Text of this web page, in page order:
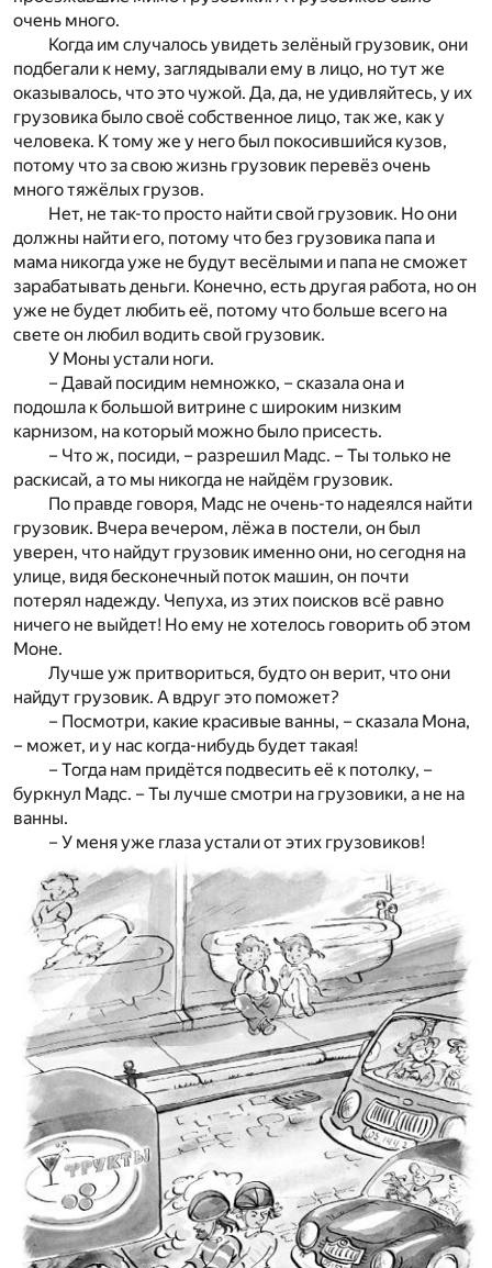
очень много.
Когда им случалось увидеть зелёный грузовик, они
подбегали к нему, заглядывали ему в лицо, но тут же
оказывалось, что это чужой. Да, да, не удивляйтесь, у их
грузовика было своё собственное лицо, так же, как у
человека. К тому же у него был покосившийся кузов,
потому что за свою жизнь грузовик перевёз очень
много тяжёлых грузов.
Нет, не так-то просто найти свой грузовик. Но они
должны найти его, потому что без грузовика папа и
мама никогда уже не будут весёлыми и папа не сможет
зарабатывать деньги. Конечно, есть другая работа, но он
уже не будет любить её, потому что больше всего на
свете он любил водить свой грузовик.
У Моны устали ноги.
– Давай посидим немножко, – сказала она и
подошла к большой витрине с широким низким
карнизом, на который можно было присесть.
– Что ж, посиди, – разрешил Мадс. – Ты только не
раскисай, а то мы никогда не найдём грузовик.
По правде говоря, Мадс не очень-то надеялся найти
грузовик. Вчера вечером, лёжа в постели, он был
уверен, что найдут грузовик именно они, но сегодня на
улице, видя бесконечный поток машин, он почти
потерял надежду. Чепуха, из этих поисков всё равно
ничего не выйдет! Но ему не хотелось говорить об этом
Моне.
Лучше уж притвориться, будто он верит, что они
найдут грузовик. А вдруг это поможет?
– Посмотри, какие красивые ванны, – сказала Мона,
– может, и у нас когда-нибудь будет такая!
– Тогда нам придётся подвесить её к потолку, –
буркнул Мадс. – Ты лучше смотри на грузовики, а не на
ванны.
– У меня уже глаза устали от этих грузовиков!